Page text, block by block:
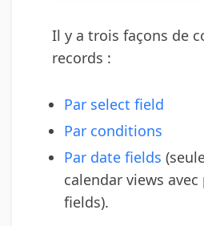
Il y a trois façons de
records :
Par select field
Par conditions
Par date fields
calendar views
fields).